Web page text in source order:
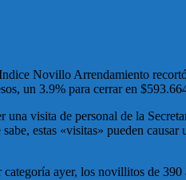
Novillo Arrendamiento
un 3.9% para cerrar en
visita de personal de la
estas «visitas» pueden
ayer, los novillitos de